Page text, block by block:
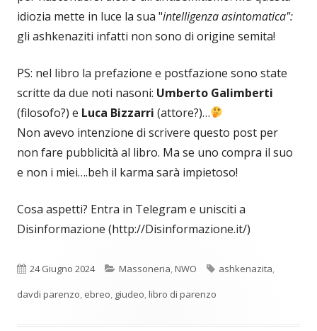
idiozia mette in luce la sua "intelligenza asintomatica":
gli ashkenaziti infatti non sono di origine semita!
PS: nel libro la prefazione e postfazione sono state
scritte da due noti nasoni: Umberto Galimberti
(filosofo?) e Luca Bizzarri (attore?)…
Non avevo intenzione di scrivere questo post per
non fare pubblicità al libro. Ma se uno compra il suo
e non i miei….beh il karma sarà impietoso!
Cosa aspetti? Entra in Telegram e unisciti a
Disinformazione (http://Disinformazione.it/)
Pubblicato
24 Giugno 2024 Categorie
Massoneria,NWO Tag
ashkenazita,
davdi parenzo, ebreo, giudeo,libro di parenzo